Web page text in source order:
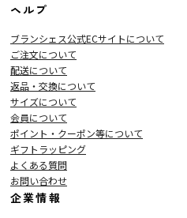
ヘルプ
ブランシェス公式ECサイトについて
ご注文について
配送について
返品・交換について
サイズについて
会員について
ポイント・クーポン等について
ギフトラッピング
よくある質問
お問い合わせ
企業情報